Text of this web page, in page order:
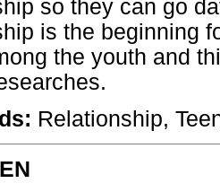
so they can go
is the beginning
the youth and
Relationship,